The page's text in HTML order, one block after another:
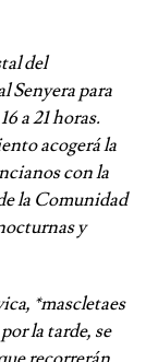
del
Senyera para
a 21 horas.
acogerá la
con la
la Comunidad
y
*mascletaes
la tarde, se